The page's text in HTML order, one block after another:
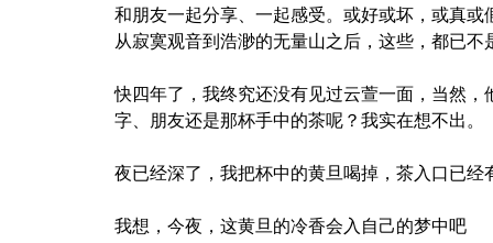
和朋友一起分享、一起感受。或好或坏，或真
从寂寞观音到浩渺的无量山之后，这些，都已不
快四年了，我终究还没有见过云萱一面，当然
字、朋友还是那杯手中的茶呢？我实在想不出。
夜已经深了，我把杯中的黄旦喝掉，茶入口已经
我想，今夜，这黄旦的冷香会入自己的梦中吧